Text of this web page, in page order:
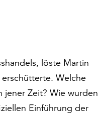
löste Martin
Welche
jener Zeit? Wie wurden
Einführung der